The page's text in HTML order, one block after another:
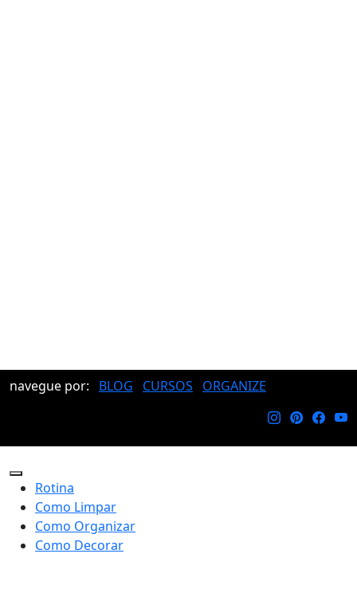
navegue por: BLOG CURSOS ORGANIZE
Rotina
Como Limpar
Como Organizar
Como Decorar